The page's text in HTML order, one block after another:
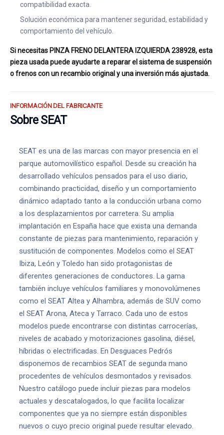
compatibilidad exacta.
Solución económica para mantener seguridad, estabilidad y
comportamiento del vehículo.
Si necesitas PINZA FRENO DELANTERA IZQUIERDA 238928, esta
pieza usada puede ayudarte a reparar el sistema de suspensión
o frenos con un recambio original y una inversión más ajustada.
INFORMACIÓN DEL FABRICANTE
Sobre SEAT
SEAT es una de las marcas con mayor presencia en el
parque automovilístico español. Desde su creación ha
desarrollado vehículos pensados para el uso diario,
combinando practicidad, diseño y un comportamiento
dinámico adaptado tanto a la conducción urbana como
a los desplazamientos por carretera. Su amplia
implantación en España hace que exista una demanda
constante de piezas para mantenimiento, reparación y
sustitución de componentes. Modelos como el SEAT
Ibiza, León y Toledo han sido protagonistas de
diferentes generaciones de conductores. La gama
también incluye vehículos familiares y monovolúmenes
como el SEAT Altea y Alhambra, además de SUV como
el SEAT Arona, Ateca y Tarraco. Cada uno de estos
modelos puede encontrarse con distintas carrocerías,
niveles de acabado y motorizaciones gasolina, diésel,
híbridas o electrificadas. En Desguaces Pedrós
disponemos de recambios SEAT de segunda mano
procedentes de vehículos desmontados y revisados.
Nuestro catálogo puede incluir piezas para modelos
actuales y descatalogados, lo que facilita localizar
componentes que ya no siempre están disponibles
nuevos o cuyo precio original puede resultar elevado.